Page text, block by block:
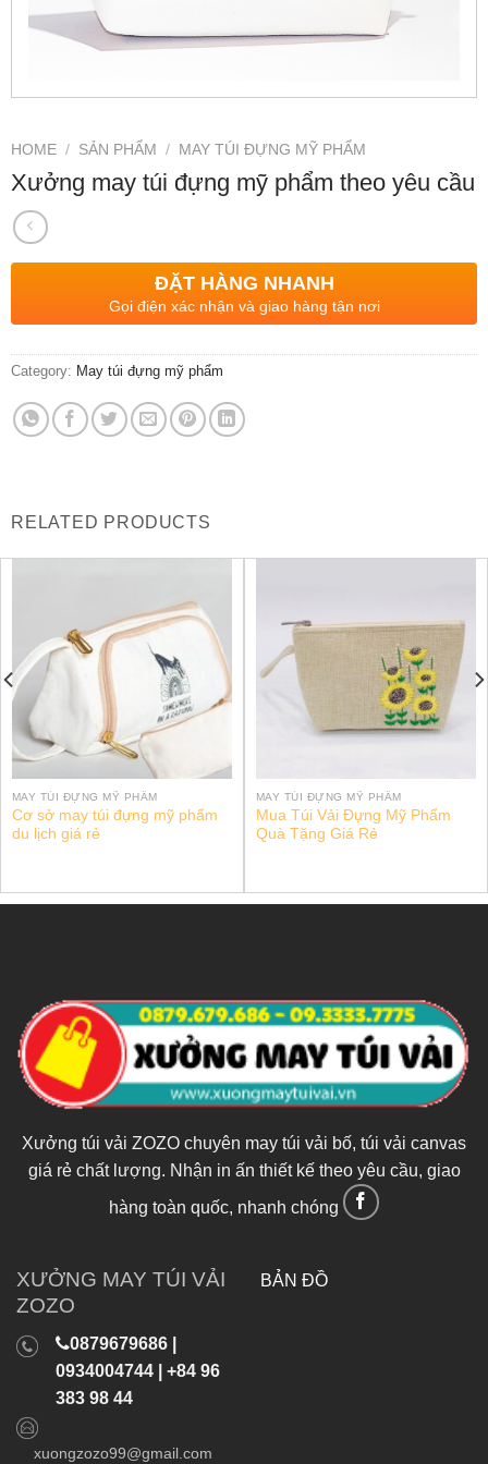
HOME / SẢN PHẨM / MAY TÚI ĐỰNG MỸ PHẨM
Xưởng may túi đựng mỹ phẩm theo yêu cầu
ĐẶT HÀNG NHANH
Gọi điện xác nhận và giao hàng tận nơi
Category: May túi đựng mỹ phẩm
RELATED PRODUCTS
MAY TÚI ĐỰNG MỸ PHẨM
Cơ sở may túi đựng mỹ phẩm
du lịch giá rẻ
MAY TÚI ĐỰNG MỸ PHẨM
Mua Túi Vải Đựng Mỹ Phẩm
Quà Tặng Giá Rẻ
Xưởng túi vải ZOZO chuyên may túi vải bố, túi vải canvas
giá rẻ chất lượng. Nhận in ấn thiết kế theo yêu cầu, giao
hàng toàn quốc, nhanh chóng
XƯỞNG MAY TÚI VẢI
ZOZO
0879679686 |
0934004744 | +84 96
383 98 44
xuongzozo99@gmail.com
BẢN ĐỒ